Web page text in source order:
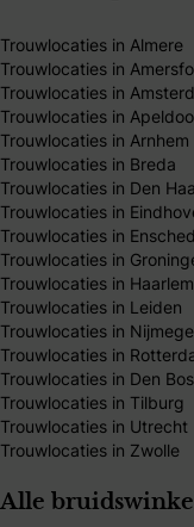
Trouwlocaties in Almere
Trouwlocaties in
Trouwlocaties in
Trouwlocaties in
Trouwlocaties in Arnhem
Trouwlocaties in Breda
Trouwlocaties in Den
Trouwlocaties in
Trouwlocaties in
Trouwlocaties in
Trouwlocaties in Haarlem
Trouwlocaties in Leiden
Trouwlocaties in
Trouwlocaties in
Trouwlocaties in Den
Trouwlocaties in Tilburg
Trouwlocaties in Utrecht
Trouwlocaties in Zwolle
Alle